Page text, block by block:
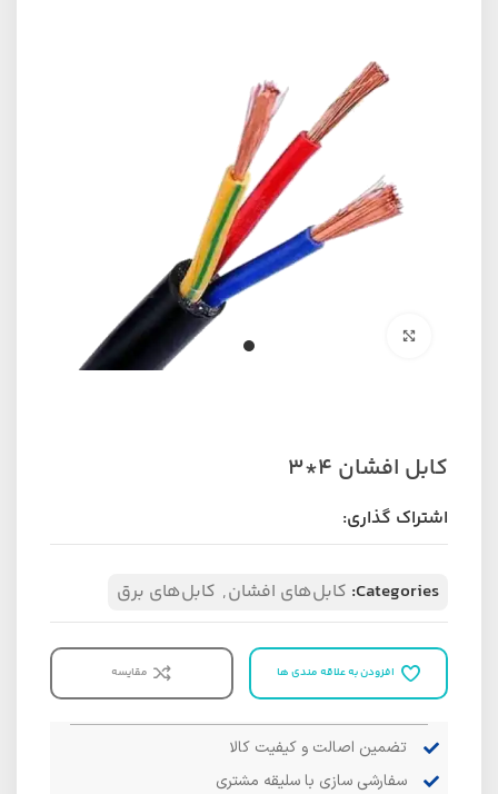
برای بزرگنمایی کلیک کنید
کابل افشان 4*3
اشتراک گذاری:
Categories: کابل‌های افشان, کابل‌های برق
افزودن به علاقه مندی ها مقایسه
تضمین اصالت و کیفیت کالا
سفارشی سازی با سلیقه مشتری